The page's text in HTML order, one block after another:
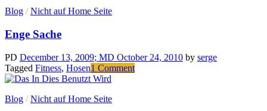
Blog /Nicht auf Home Seite
Enge Sache
PD December 13, 2009; MD October 24, 2010 by serge
Tagged Fitness, Hosen1 Comment
Blog /Nicht auf Home Seite